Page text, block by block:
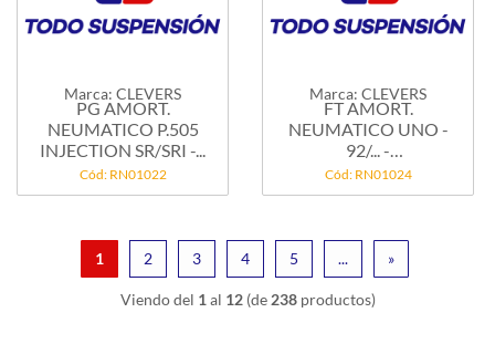
Marca: CLEVERS
PG AMORT.
NEUMATICO P.505
INJECTION SR/SRI -...
Cód: RN01022
Marca: CLEVERS
FT AMORT.
NEUMATICO UNO -
92/... -
C/LIMPIALUNETA
Cód: RN01024
1 2 3 4 5 ... »
Viendo del 1 al 12(de 238productos)